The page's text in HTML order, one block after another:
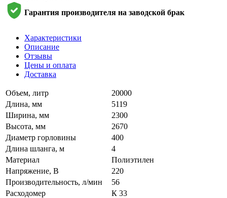
Гарантия производителя на заводской брак
Характеристики
Описание
Отзывы
Цены и оплата
Доставка
Объем, литр
20000
Длина, мм
5119
Ширина, мм
2300
Высота, мм
2670
Диаметр горловины
400
Длина шланга, м
4
Материал
Полиэтилен
Напряжение, В
220
Производительность, л/мин
56
Расходомер
К 33